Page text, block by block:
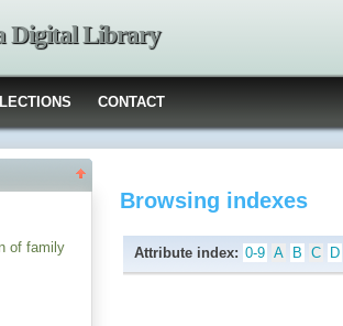
Digital Library
CONTACT
of family
Browsing indexes
Attribute index: 0-9 A B C D